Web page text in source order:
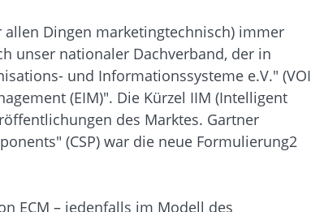
allen Dingen marketingtechnisch) immer
unser nationaler Dachverband, der in
und Informationssysteme e.V." (VOI
(EIM)". Die Kürzel IIM (Intelligent
des Marktes. Gartner
(CSP) war die neue Formulierung2
ECM – jedenfalls im Modell des